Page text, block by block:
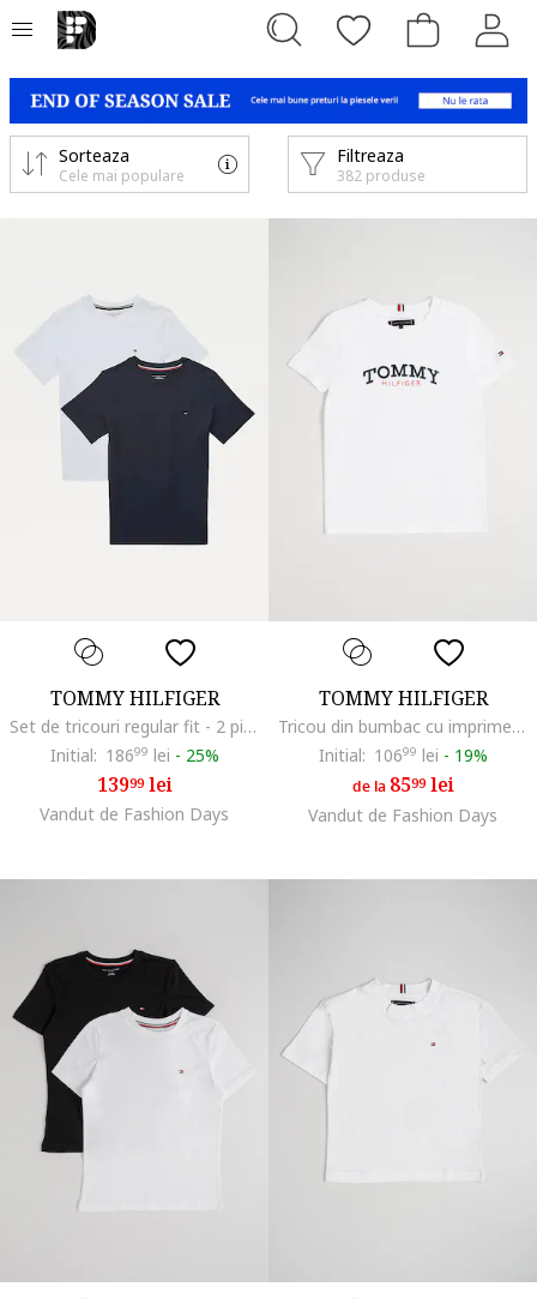
Filtreaza
382 produse
Sorteaza
Cele mai populare
TOMMY HILFIGER
Set de tricouri regular fit - 2 piese, Alb/Albastru inchis
Initial: 18699 lei - 25%
13999lei
Vandut de Fashion Days
TOMMY HILFIGER
Tricou din bumbac cu imprimeu logo, Alb
Initial: 10699 lei - 19%
de la 8599lei
Vandut de Fashion Days